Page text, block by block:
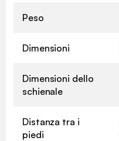
Peso
Dimensioni
Dimensioni dello
schienale
Distanza tra i
piedi